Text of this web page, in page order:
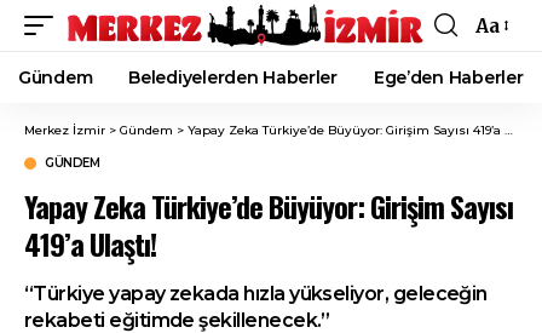
Font
Resizer
Aa
Gündem Belediyelerden Haberler Ege’den Haberler
Merkez İzmir > Gündem > Yapay Zeka Türkiye’de Büyüyor: Girişim Sayısı 419’a Ulaştı!
GÜNDEM
Yapay Zeka Türkiye’de Büyüyor: Girişim Sayısı
419’a Ulaştı!
“Türkiye yapay zekada hızla yükseliyor, geleceğin
rekabeti eğitimde şekillenecek.”